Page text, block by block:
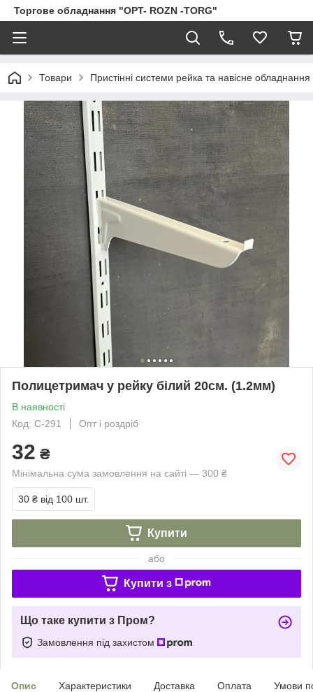
Торгове обладнання "OPT- ROZN -TORG"
Товари Пристінні системи рейка та навісне обладнання
Полицетримач у рейку білий 20см. (1.2мм)
В наявності
Код: С-291
Опт і роздріб
32 ₴
Мінімальна сума замовлення на сайті — 300 ₴
30 ₴ від 100 шт.
Купити
або
Купити з
Що таке купити з Пром?
Замовлення під захистом
Опис Характеристики Доставка Оплата Умови